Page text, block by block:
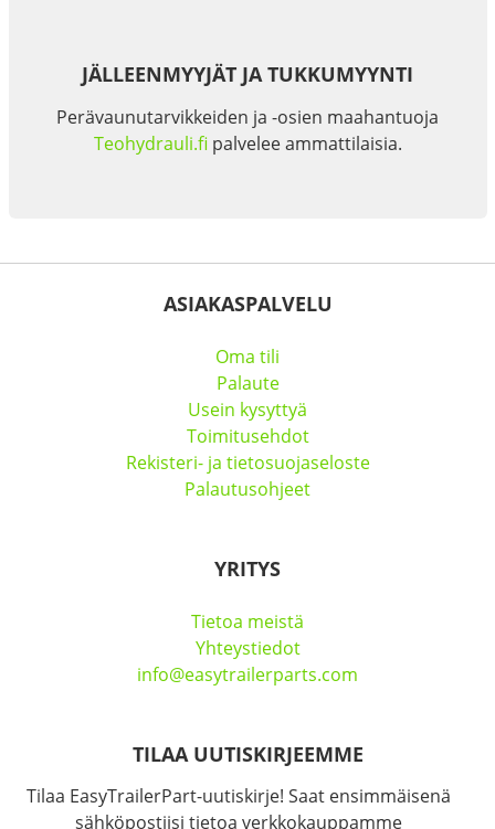
JÄLLEENMYYJÄT JA TUKKUMYYNTI
Perävaunutarvikkeiden ja -osien maahantuoja
Teohydrauli.fi palvelee ammattilaisia.
ASIAKASPALVELU
Oma tili
Palaute
Usein kysyttyä
Toimitusehdot
Rekisteri- ja tietosuojaseloste
Palautusohjeet
YRITYS
Tietoa meistä
Yhteystiedot
info@easytrailerparts.com
TILAA UUTISKIRJEEMME
Tilaa EasyTrailerPart-uutiskirje! Saat ensimmäisenä
sähköpostiisi tietoa verkkokauppamme